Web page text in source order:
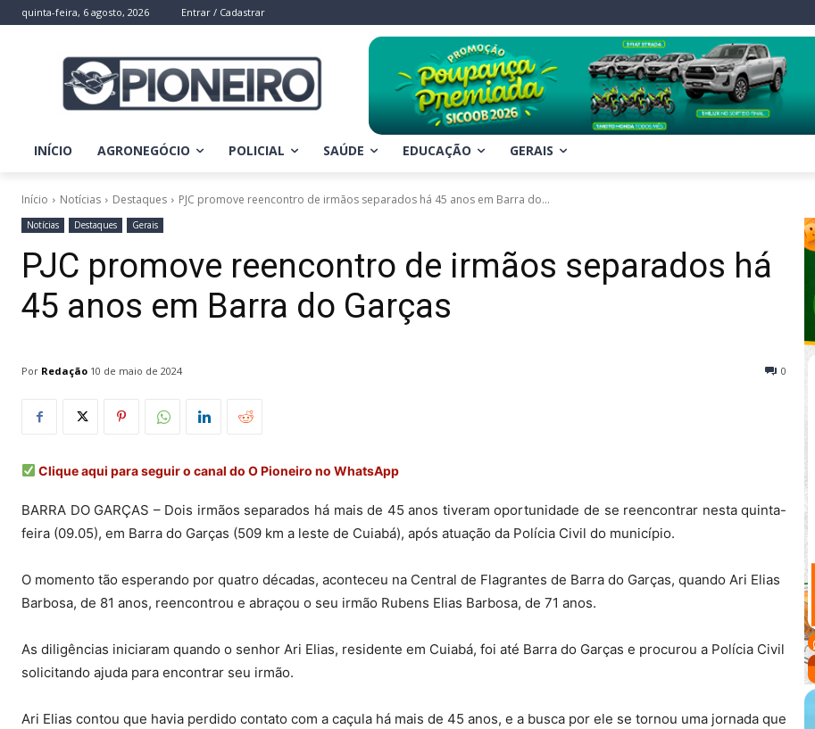
quinta-feira, 6 agosto, 2026 Entrar / Cadastrar
INÍCIO AGRONEGÓCIO POLICIAL SAÚDE EDUCAÇÃO GERAIS
Início Notícias Destaques PJC promove reencontro de irmãos separados há 45 anos em Barra do...
Notícias Destaques Gerais
PJC promove reencontro de irmãos separados há
45 anos em Barra do Garças
Por Redação 0
10 de maio de 2024
Clique aqui para seguir o canal do O Pioneiro no WhatsApp
BARRA DO GARÇAS – Dois irmãos separados há mais de 45 anos tiveram oportunidade de se reencontrar nesta quinta-
feira (09.05), em Barra do Garças (509 km a leste de Cuiabá), após atuação da Polícia Civil do município.
O momento tão esperando por quatro décadas, aconteceu na Central de Flagrantes de Barra do Garças, quando Ari Elias
Barbosa, de 81 anos, reencontrou e abraçou o seu irmão Rubens Elias Barbosa, de 71 anos.
As diligências iniciaram quando o senhor Ari Elias, residente em Cuiabá, foi até Barra do Garças e procurou a Polícia Civil
solicitando ajuda para encontrar seu irmão.
Ari Elias contou que havia perdido contato com a caçula há mais de 45 anos, e a busca por ele se tornou uma jornada que